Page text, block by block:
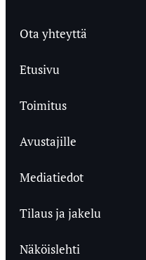
Ota yhteyttä
Etusivu
Toimitus
Avustajille
Mediatiedot
Tilaus ja jakelu
Näköislehti